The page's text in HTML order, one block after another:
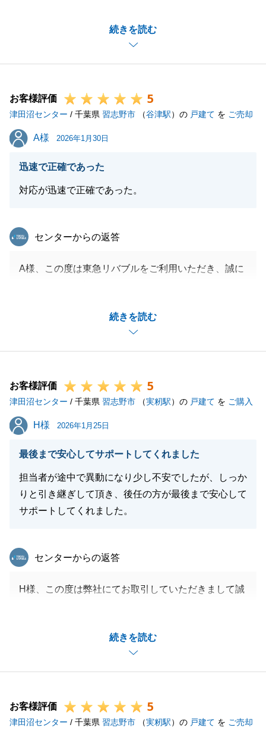
続きを読む
無事に期間内での決済を迎えられましたが、途中現地
対応の件で不快な思いをさせてしまい申し訳ございま
せんでした。
お客様評価 5
津田沼センター / 千葉県 習志野市 （谷津駅）の 戸建て を ご売却
A様
A様 2026年1月30日
迅速で正確であった
対応が迅速で正確であった。
続きを読む
東急リバブル
センターからの返答
A様、この度は東急リバブルをご利用いただき、誠に
もし周りの方で不動産についてのお困りごとがある方
がいらっしゃいましたらお気軽に当社へご連絡くださ
今後とも我々東急リバブルを何卒宜しくお願いいたし
ます。
閉じる
お客様評価 5
津田沼センター / 千葉県 習志野市 （実籾駅）の 戸建て を ご購入
H様
H様 2026年1月25日
最後まで安心してサポートしてくれました
担当者が途中で異動になり少し不安でしたが、しっか
りと引き継ぎして頂き、後任の方が最後まで安心して
サポートしてくれました。
続きを読む
東急リバブル
センターからの返答
H様、この度は弊社にてお取引していただきまして誠
あったかと存じますが、引き継ぎや後任担当者の対応
について安心していただけたとのお言葉を頂戴し、大
変嬉しく思っております。
ことでも構いませんのでご連絡いただければと存じま
す。
お客様評価 5
津田沼センター / 千葉県 習志野市 （実籾駅）の 戸建て を ご売却